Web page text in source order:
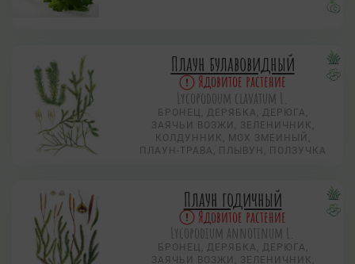
Плаун булавовидный
Ядовитое растение
Lycopodoum clavatum L.
БРОНЕЦ, ДЕРЯБКА, ДЕРЮГА,
ЗАЯЧЬИ ВОЗЖИ, ЗЕЛЕНИЧНИК,
КОЛДУННИК, МОХ ЗМЕИНЫЙ,
ПЛАУН-ТРАВА, ПЛЫВУН, ПОЛЗУЧКА
Плаун годичный
Ядовитое растение
Lycopodium annotinum L.
БРОНЕЦ, ДЕРЯБКА, ДЕРЮГА,
ЗАЯЧЬИ ВОЗЖИ, ЗЕЛЕНИЧНИК,